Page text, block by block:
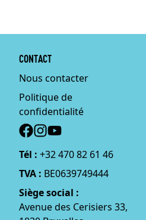
CONTACT
Nous contacter
Politique de
confidentialité
Social
Tél : +32 470 82 61 46
TVA : BE0639749444
Siège social :
Avenue des Cerisiers 33,